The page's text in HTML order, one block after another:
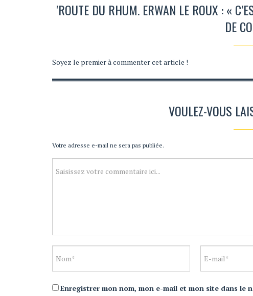
'ROUTE DU RHUM. ERWAN LE ROUX : «
DE
Soyez le premier à commenter cet article !
VOULEZ-VOUS
Votre adresse e-mail ne sera pas publiée.
Enregistrer mon nom, mon e-mail et mon site dans le